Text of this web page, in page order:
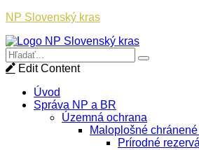
NP Slovenský kras
Edit Content
Úvod
Správa NP a BR
Územná ochrana
Maloplošné
Prírodné